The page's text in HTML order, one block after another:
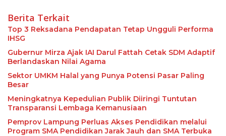
Berita Terkait
Top 3 Reksadana Pendapatan Tetap Ungguli Performa
IHSG
Gubernur Mirza Ajak IAI Darul Fattah Cetak SDM Adaptif
Berlandaskan Nilai Agama
Sektor UMKM Halal yang Punya Potensi Pasar Paling
Besar
Meningkatnya Kepedulian Publik Diiringi Tuntutan
Transparansi Lembaga Kemanusiaan
Pemprov Lampung Perluas Akses Pendidikan melalui
Program SMA Pendidikan Jarak Jauh dan SMA Terbuka